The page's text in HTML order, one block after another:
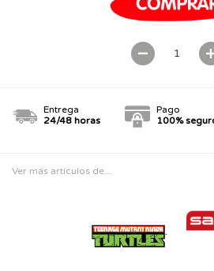
Entrega
24/48 horas
Pago
100%
Ver más artículos de...